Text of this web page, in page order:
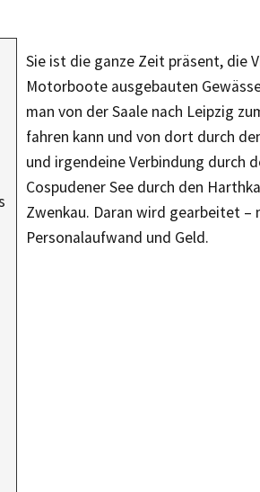
Sie ist die ganze Zeit präsent, die
Motorboote ausgebauten
man von der Saale nach Leipzig
fahren kann und von dort durch
und irgendeine Verbindung durch
Cospudener See durch den
Zwenkau. Daran wird gearbeitet –
Personalaufwand und Geld.